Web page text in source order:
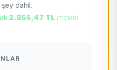
dahil.
2.855,47 TL (TCMB)